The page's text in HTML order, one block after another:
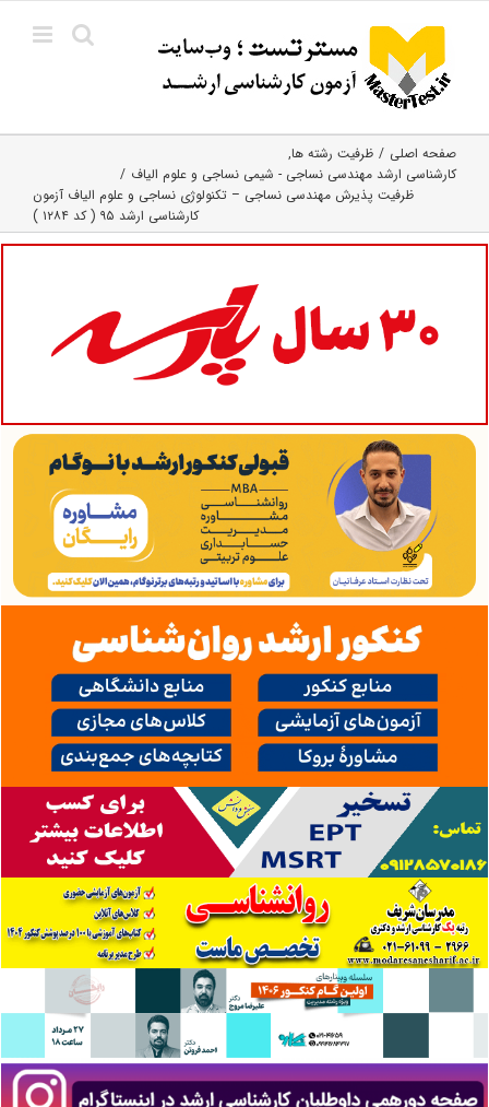
content
صفحه اصلی
ظرفیت رشته ها
کارشناسی ارشد مهندسی نساجی - شیمی نساجی و علوم الیاف
ظرفیت پذیرش مهندسی نساجی – تکنولوژی نساجی و علوم الیاف آزمون
کارشناسی ارشد ۹۵ ( کد ۱۲۸۴ )